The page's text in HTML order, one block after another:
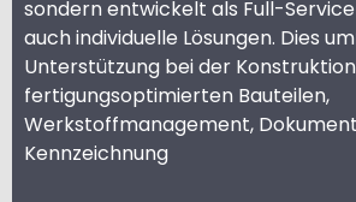
sondern entwickelt als Full-
auch individuelle Lösungen. Dies
Unterstützung bei der
fertigungsoptimierten Bauteilen,
Werkstoffmanagement,
Kennzeichnung